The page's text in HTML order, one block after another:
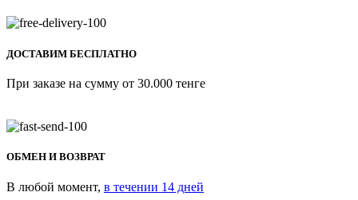
ДОСТАВИМ БЕСПЛАТНО
При заказе на сумму от 30.000 тенге
ОБМЕН И ВОЗВРАТ
В любой момент, в течении 14 дней